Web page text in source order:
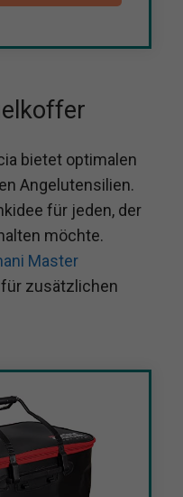
bietet optimalen
Angelutensilien.
für jeden, der
möchte.
Master
zusätzlichen